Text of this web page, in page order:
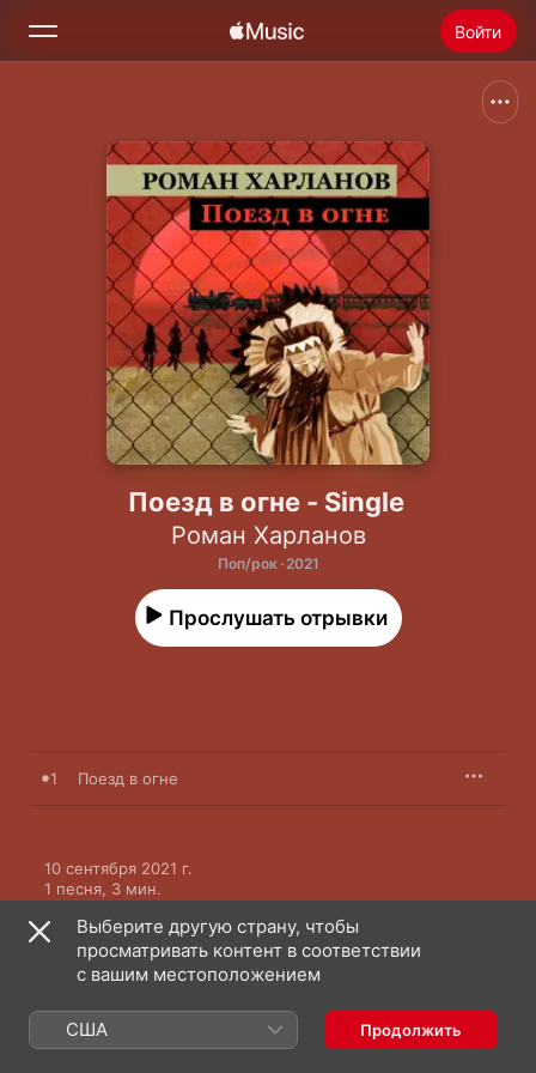
Войти
Главная
Установить Apple Music
Поезд в огне - Single
Роман Харланов
Поп/рок · 2021
Прослушать отрывки
1 Поезд в огне
10 сентября 2021 г.
1 песня, 3 мин.
Видеоклипы
Выберите другую страну, чтобы
просматривать контент в соответствии
с вашим местоположением
США Продолжить